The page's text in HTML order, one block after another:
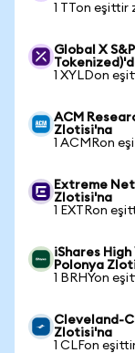
1 TTon eşittir
Global X
1 XYLDon
ACM
Zlotisi'na
1 ACMRon
Extreme
Zlotisi'na
1 EXTRon
iShares
Polonya
1 BRHYon
Cleveland-
Zlotisi'na
1 CLFon